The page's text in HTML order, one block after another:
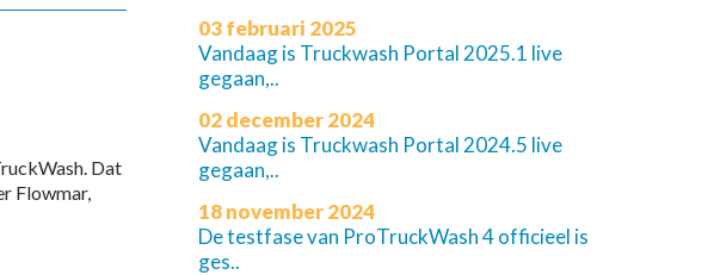
Dat
Flowmar,
03 februari 2025
Vandaag is Truckwash Portal 2025.1 live
gegaan,..
02 december 2024
Vandaag is Truckwash Portal 2024.5 live
gegaan,..
18 november 2024
De testfase van ProTruckWash 4 officieel is
ges..